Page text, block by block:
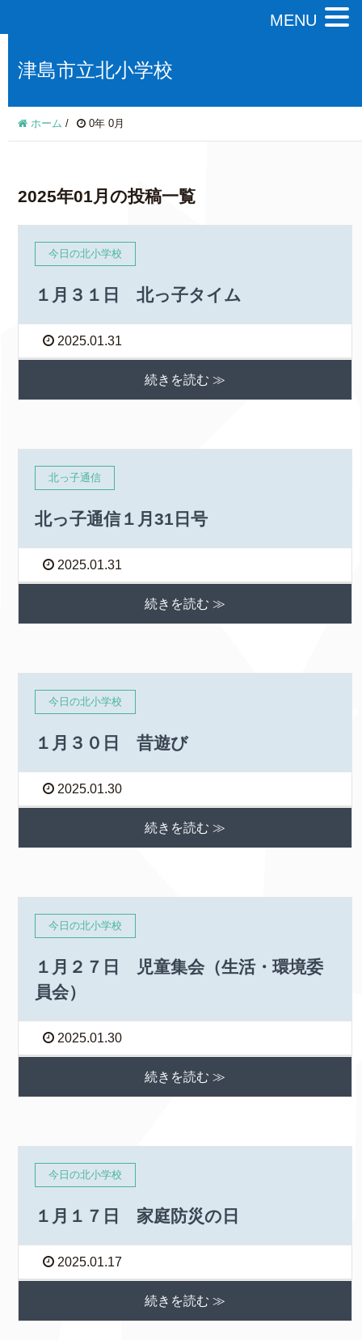
津島市立北小学校
ホーム / 0年 0月
2025年01月の投稿一覧
今日の北小学校
１月３１日 北っ子タイム
2025.01.31
続きを読む ≫
北っ子通信
北っ子通信１月31日号
2025.01.31
続きを読む ≫
今日の北小学校
１月３０日 昔遊び
2025.01.30
続きを読む ≫
今日の北小学校
１月２７日 児童集会（生活・環境委
員会）
2025.01.30
続きを読む ≫
今日の北小学校
１月１７日 家庭防災の日
2025.01.17
続きを読む ≫
MENU